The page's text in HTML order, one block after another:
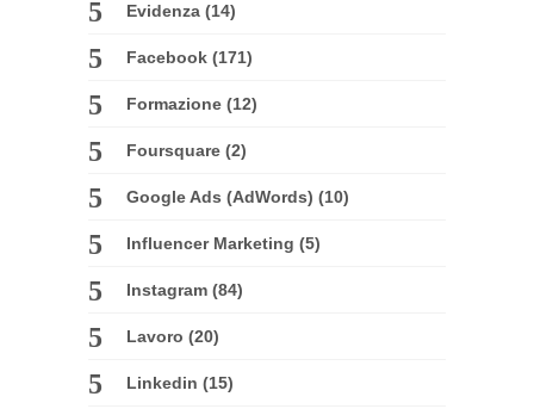
Evidenza (14)
Facebook (171)
Formazione (12)
Foursquare (2)
Google Ads (AdWords) (10)
Influencer Marketing (5)
Instagram (84)
Lavoro (20)
Linkedin (15)